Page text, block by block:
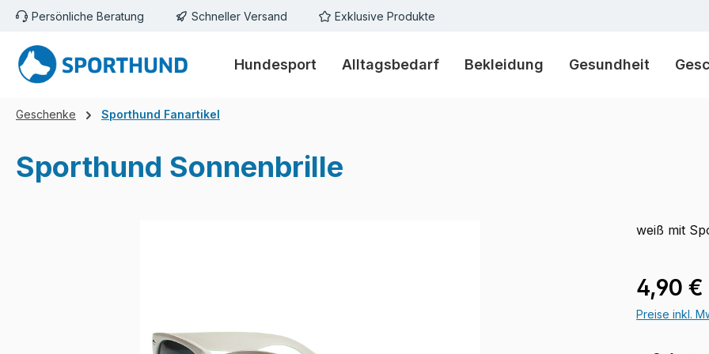
Hauptinhalt springen
Zur Suche springen
Zur Hauptnavigation springen
Persönliche Beratung Schneller Versand Exklusive Produkte
Hundesport Alltagsbedarf Bekleidung Gesundheit
Geschenke Sporthund Fanartikel
Sporthund Sonnenbrille
weiß mit
4,90 €
Preise inkl.